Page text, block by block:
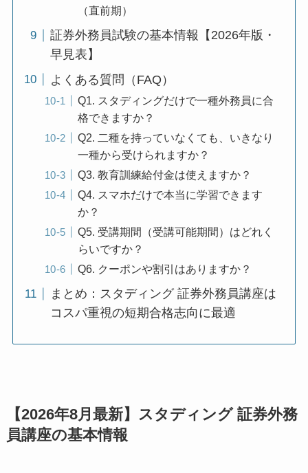
（直前期）
証券外務員試験の基本情報【2026年版・
早見表】
よくある質問（FAQ）
Q1. スタディングだけで一種外務員に合
格できますか？
Q2. 二種を持っていなくても、いきなり
一種から受けられますか？
Q3. 教育訓練給付金は使えますか？
Q4. スマホだけで本当に学習できます
か？
Q5. 受講期間（受講可能期間）はどれく
らいですか？
Q6. クーポンや割引はありますか？
まとめ：スタディング 証券外務員講座は
コスパ重視の短期合格志向に最適
【2026年8月最新】スタディング 証券外務
員講座の基本情報